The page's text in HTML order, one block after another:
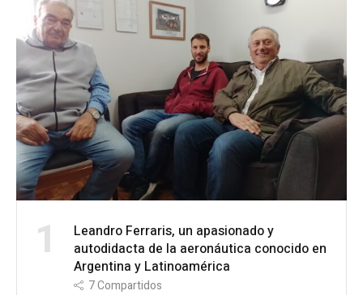
1
Leandro Ferraris, un apasionado y
autodidacta de la aeronáutica conocido en
Argentina y Latinoamérica
7Compartidos